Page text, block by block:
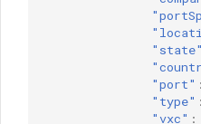
"state"
"port" :
"type" :
"vxc" :